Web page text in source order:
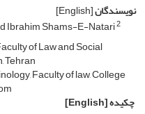
نویسندگان[English]
Ibrahim Shams-E-Natari2
of Law and Social
Tehran
Faculty of law, College
چکیده[English]